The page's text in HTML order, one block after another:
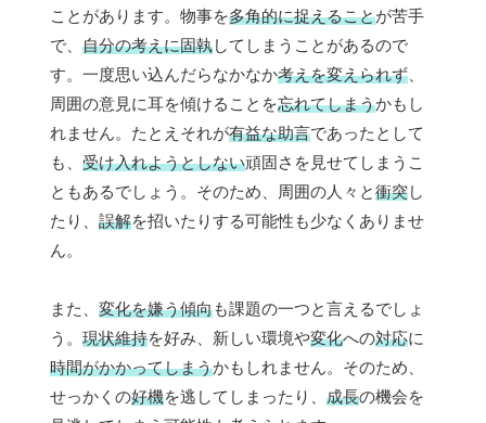
ことがあります。物事を多角的に捉えることが苦手
で、 自分の考えに固執してしまうことがあるので
す。一度思い込んだらなかなか考えを変えられず
周囲の意見に耳を傾けることを忘れてしまうかもし
れません。たとえそれが有益な助言であったとして
も、 受け入れようとしない頑固さを見せてしまうこ
ともあるでしょう。そのため、周囲の人々と衝突し
たり、 誤解を招いたりする可能性も少なくありませ
ん。
また、 変化を嫌う傾向も課題の一つと言えるでしょ
う。 現状維持を好み、新しい環境や変化への対応に
時間がかかってしまうかもしれません。そのため、
せっかくの好機を逃してしまったり、 成長の機会を